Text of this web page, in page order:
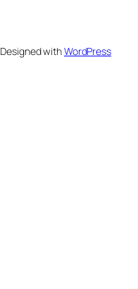
Designed withWordPress